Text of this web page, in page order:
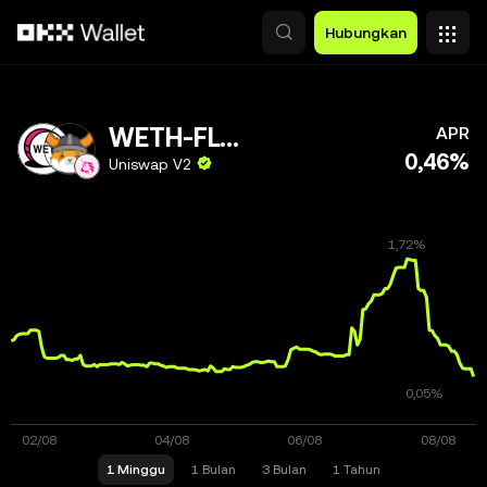
Hubungkan
WETH-FLOKI
Uniswap V2
APR
0,46%
1 Minggu 1 Bulan 3 Bulan 1 Tahun